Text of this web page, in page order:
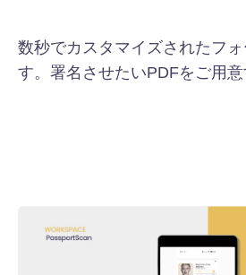
数秒でカスタマイズされたフ
す。署名させたいPDFをご用意